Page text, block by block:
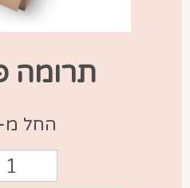
תרומה
החל מ-1 ₪